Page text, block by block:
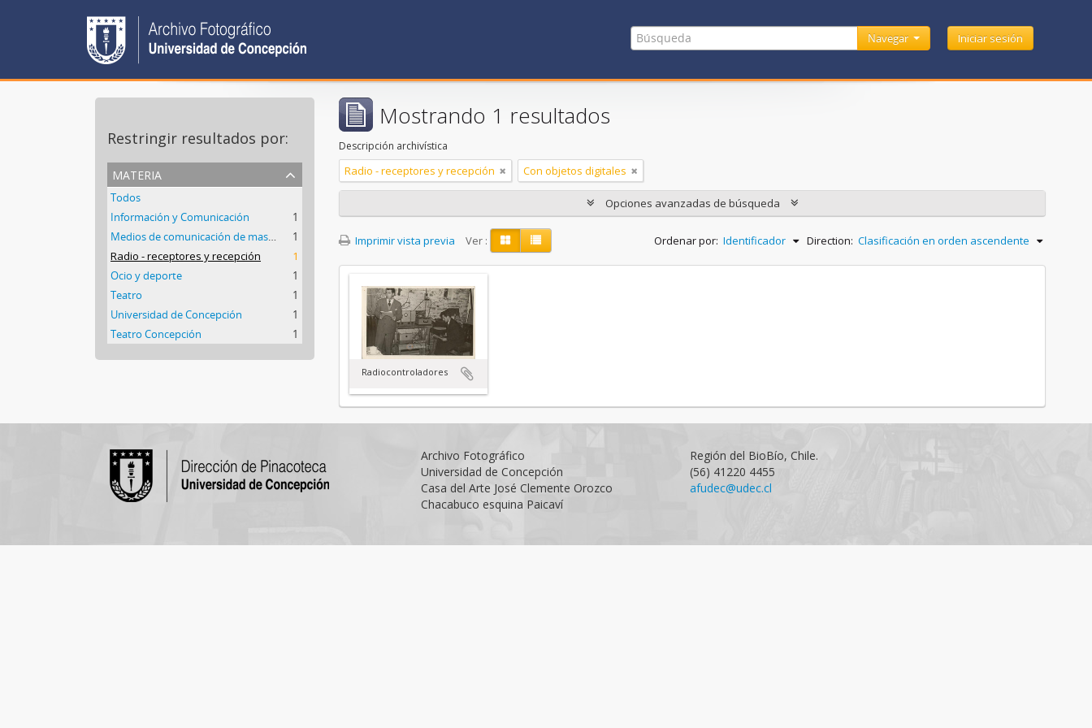
Iniciar sesión
Navegar
Restringir resultados por:
materia
Todos
Información y Comunicación
1
Medios de comunicación de masas
1
Radio - receptores y recepción
1
Ocio y deporte
1
Teatro
1
Universidad de Concepción
1
Teatro Concepción
1
Mostrando 1 resultados
Descripción archivística
Radio - receptores y recepción Con objetos digitales
Opciones avanzadas de búsqueda
Imprimir vista previa Ver : Ordenar por: Identificador Direction: Clasificación en orden ascendente
Radiocontroladores
Archivo Fotográfico
Universidad de Concepción
Casa del Arte José Clemente Orozco
Chacabuco esquina Paicaví
Región del BioBío, Chile.
(56) 41220 4455
afudec@udec.cl